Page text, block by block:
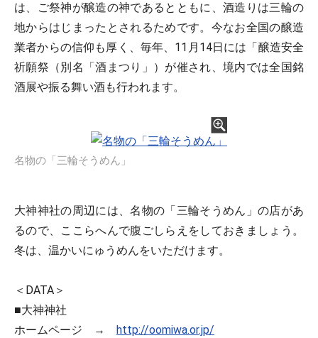
は、ご祭神が醸造の神であるとともに、酒造りは三輪の
地からはじまったとされるためです。今なお全国の醸造
業者からの信仰も厚く、毎年、11月14日には「醸造安全
祈願祭（別名「酒まつり」）が催され、境内では全国銘
酒展や振る舞い酒も行われます。
名物の「三輪そうめん」
大神神社の周辺には、名物の「三輪そうめん」の店があ
るので、ここらへんで腹ごしらえをしておきましょう。
冬は、温かいにゅうめんをいただけます。
＜DATA＞
■大神神社
ホームページ → http://oomiwa.or.jp/